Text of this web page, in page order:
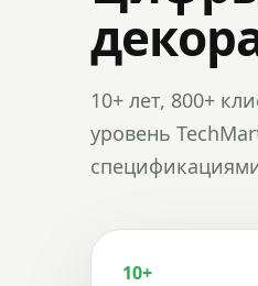
10+ лет, 800+
уровень
10+